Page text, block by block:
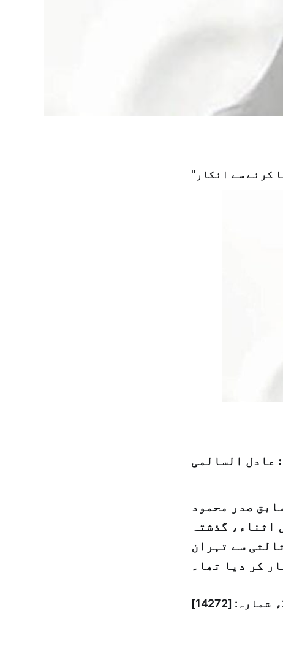
کرنے سے انکار
عادل السالمی
صدر محمود
اثناء، گذشتہ
سے تہران
کر دیا تھا۔